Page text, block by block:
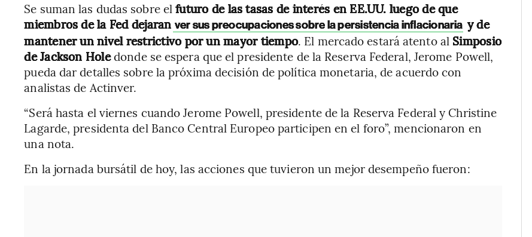
Se suman las dudas sobre elfuturo de las tasas de interés en EE.UU. luego de que
miembros de la Fed dejaran ver sus preocupaciones sobre la persistencia inflacionaria y de
mantener un nivel restrictivo por un mayor tiempo. El mercado estará atento al Simposio
de Jackson Holedonde se espera que el presidente de la Reserva Federal, Jerome Powell,
pueda dar detalles sobre la próxima decisión de política monetaria, de acuerdo con
analistas de Actinver.
“Será hasta el viernes cuando Jerome Powell, presidente de la Reserva Federal y Christine
Lagarde, presidenta del Banco Central Europeo participen en el foro”, mencionaron en
una nota.
En la jornada bursátil de hoy, las acciones que tuvieron un mejor desempeño fueron: